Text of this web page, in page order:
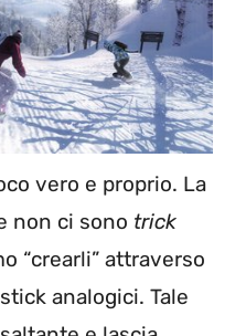
vero e proprio. La
non ci sono trick
“crearli” attraverso
analogici. Tale